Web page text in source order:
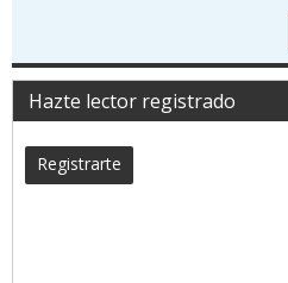
Hazte lector registrado
Registrarte